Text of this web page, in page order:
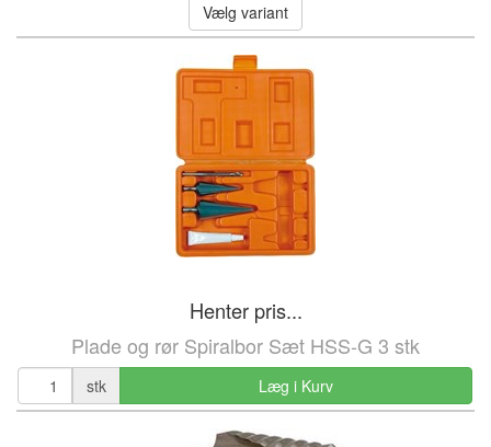
Vælg variant
Henter pris...
Plade og rør Spiralbor Sæt HSS-G 3 stk
stk Læg i Kurv